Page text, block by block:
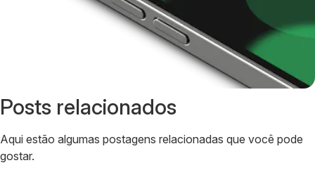
Posts relacionados
Aqui estão algumas postagens relacionadas que você pode
gostar.